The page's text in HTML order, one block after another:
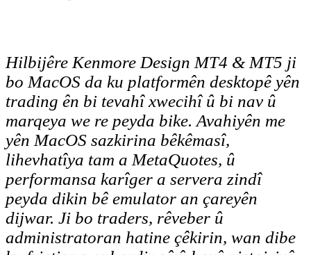
Hilbijêre Kenmore Design MT4 & MT5 ji
bo MacOS da ku platformên desktopê yên
trading ên bi tevahî xwecihî û bi nav û
marqeya we re peyda bike. Avahiyên me
yên MacOS sazkirina bêkêmasî,
lihevhatîya tam a MetaQuotes, û
performansa karîger a servera zindî
peyda dikin bê emulator an çareyên
dijwar. Ji bo traders, rêveber û
administratoran hatine çêkirin, wan dibe